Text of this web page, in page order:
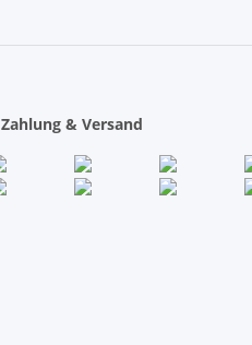
Zahlung & Versand